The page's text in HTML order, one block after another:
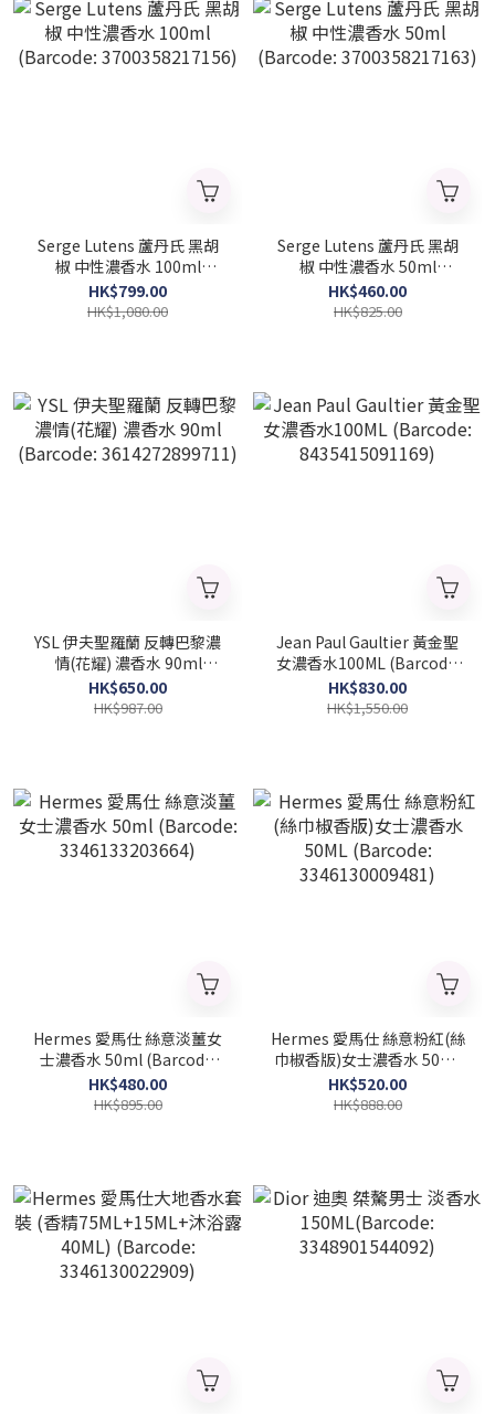
Serge Lutens 蘆丹氏 黑胡
椒 中性濃香水 100ml
(Barcode: 3700358217156)
HK$799.00
HK$1,080.00
Serge Lutens 蘆丹氏 黑胡
椒 中性濃香水 50ml
(Barcode: 3700358217163)
HK$460.00
HK$825.00
YSL 伊夫聖羅蘭 反轉巴黎濃
情(花耀) 濃香水 90ml
(Barcode: 3614272899711)
HK$650.00
HK$987.00
Jean Paul Gaultier 黃金聖
女濃香水100ML (Barcode:
8435415091169)
HK$830.00
HK$1,550.00
Hermes 愛馬仕 絲意淡薑女
士濃香水 50ml (Barcode:
3346133203664)
HK$480.00
HK$895.00
Hermes 愛馬仕 絲意粉紅(絲
巾椒香版)女士濃香水 50ML
(Barcode: 3346130009481)
HK$520.00
HK$888.00